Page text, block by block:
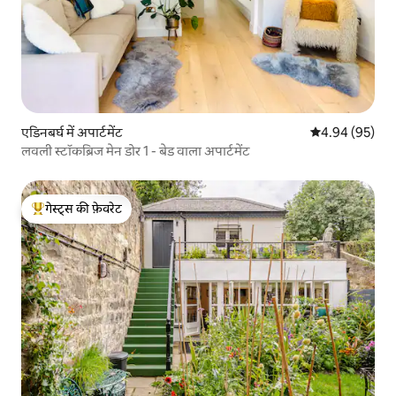
एडिनबर्घ में अपार्टमेंट औसत रेटिंग 5 में
4.94 (95)
लवली स्टॉकब्रिज मेन डोर 1 - बेड वाला अपार्टमेंट
गेस्ट्स का टॉप फ़ेवरेट
गेस्ट्स की फ़ेवरेट